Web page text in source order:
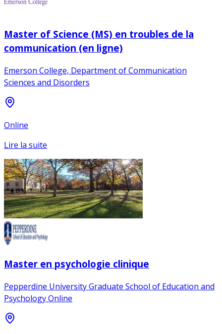
Master of Science (MS) en troubles de la
communication (en ligne)
Emerson College, Department of Communication
Sciences and Disorders
Online
Lire la suite
Master en psychologie clinique
Pepperdine University Graduate School of Education and
Psychology Online